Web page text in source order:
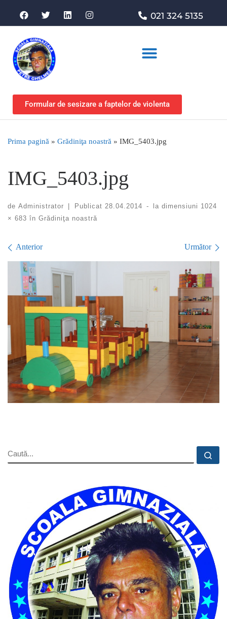
021 324 5135
Formular de sesizare a faptelor de violenta
Prima pagină » Grădiniţa noastră » IMG_5403.jpg
IMG_5403.jpg
de Administrator | Publicat 28.04.2014 - la dimensiuni 1024
× 683 în Grădiniţa noastră
Navigare în imagini
Anterior Următor